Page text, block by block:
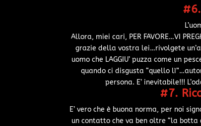
Allora, miei cari, PER FAVORE…VI
grazie della vostra lei…rivolgete
uomo che LAGGIU’ puzza come un
quando ci disgusta “quello
persona. E’ inevitabile!!!
#7.
E’ vero che è buona norma, per noi
un contatto che va ben oltre “la botta